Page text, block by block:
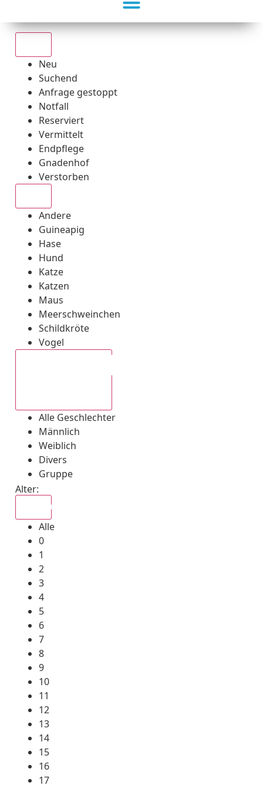
Neu
Suchend
Anfrage gestoppt
Notfall
Reserviert
Vermittelt
Endpflege
Gnadenhof
Verstorben
Andere
Guineapig
Hase
Hund
Katze
Katzen
Maus
Meerschweinchen
Schildkröte
Vogel
Alle Geschlechter
Männlich
Weiblich
Divers
Gruppe
Alter:
Alle
0
1
2
3
4
5
6
7
8
9
10
11
12
13
14
15
16
17